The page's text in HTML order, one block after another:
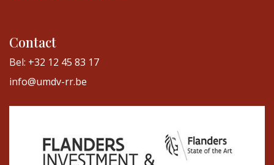
Contact
Bel: +32 12 45 83 17
info@umdv-rr.be